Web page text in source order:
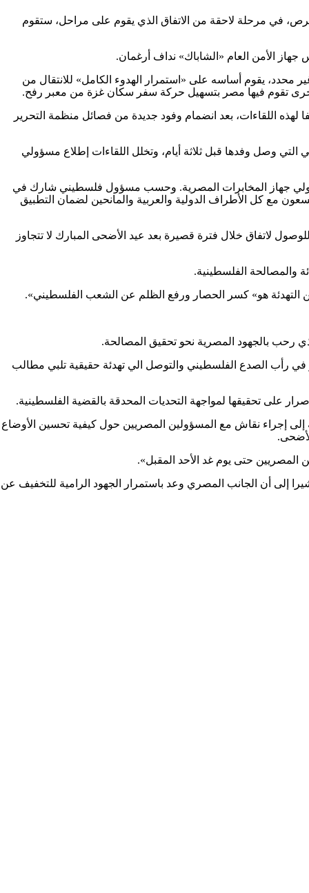
في مرحلة لاحقة من الاتفاق الذي يقوم على مراحل، ستقوم
الأمن العام «الشاباك» نداف أرغمان.
محدد، يقوم أساسه على «استمرار الهدوء الكامل» للانتقال من
أخرى تقوم فيها مصر بتسهيل حركة سفر سكان غزة من معبر رفح.
لهذه اللقاءات، بعد انضمام وفود جديدة من فصائل منظمة التحرير
التي وصل وفدها قبل ثلاثة أيام، وتخلل اللقاءات إطلاع مسؤولي
جهاز المخابرات المصرية. وحسب مسؤول فلسطيني شارك في
مع كل الأطراف الدولية والعربية والمانحين لضمان التطبيق
لاتفاق خلال فترة قصيرة بعد عيد الأضحى المبارك لا تتجاوز
والمصالحة الفلسطينية.
التهدئة هو» كسر الحصار ورفع الظلم عن الشعب الفلسطيني».
رحب بالجهود المصرية نحو تحقيق المصالحة.
رأب الصدع الفلسطيني والتوصل الي تهدئة حقيقية تلبي مطالب
على تحقيقها لمواجهة التحديات المحدقة بالقضية الفلسطينية.
إلى إجراء نقاش مع المسؤولين المصريين حول كيفية تحسين الأوضاع
المصريين حتى يوم غد الأحد المقبل».
إلى أن الجانب المصري وعد باستمرار الجهود الرامية للتخفيف عن